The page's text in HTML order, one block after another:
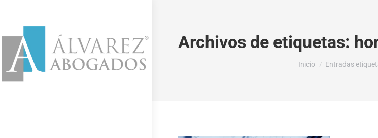
Archivos de etiquetas:
Estás aquí:
Inicio Entradas